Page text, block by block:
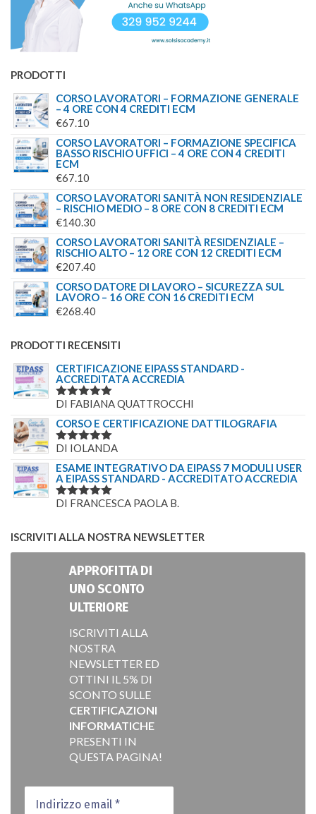
PRODOTTI
CORSO LAVORATORI – FORMAZIONE GENERALE
– 4 ORE CON 4 CREDITI ECM
€67.10
CORSO LAVORATORI – FORMAZIONE SPECIFICA
BASSO RISCHIO UFFICI – 4 ORE CON 4 CREDITI
ECM
€67.10
CORSO LAVORATORI SANITÀ NON RESIDENZIALE
– RISCHIO MEDIO – 8 ORE CON 8 CREDITI ECM
€140.30
CORSO LAVORATORI SANITÀ RESIDENZIALE –
RISCHIO ALTO – 12 ORE CON 12 CREDITI ECM
€207.40
CORSO DATORE DI LAVORO – SICUREZZA SUL
LAVORO – 16 ORE CON 16 CREDITI ECM
€268.40
PRODOTTI RECENSITI
CERTIFICAZIONE EIPASS STANDARD -
ACCREDITATA ACCREDIA
VALUTATO
DI FABIANA QUATTROCCHI
CORSO E CERTIFICAZIONE DATTILOGRAFIA
VALUTATO
DI IOLANDA
ESAME INTEGRATIVO DA EIPASS 7 MODULI USER
A EIPASS STANDARD - ACCREDITATO ACCREDIA
VALUTATO
DI FRANCESCA PAOLA B.
ISCRIVITI ALLA NOSTRA NEWSLETTER
APPROFITTA DI
UNO SCONTO
ULTERIORE
ISCRIVITI ALLA
NOSTRA
NEWSLETTER ED
OTTINI IL 5% DI
SCONTO SULLE
CERTIFICAZIONI
INFORMATICHE
PRESENTI IN
QUESTA PAGINA!